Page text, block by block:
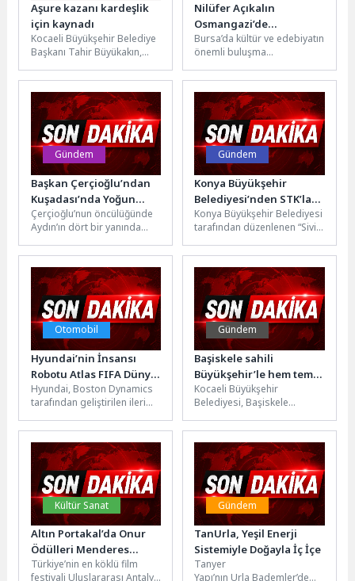
Aşure kazanı kardeşlik
için kaynadı
Kocaeli Büyükşehir Belediye
Başkanı Tahir Büyükakın,
İzmit Perşembe Pazarı’nda
vatandaşlara aşure...
Nilüfer Açıkalın
Osmangazi’de
Okurlarıyla Buluştu
Bursa’da kültür ve edebiyatın
önemli buluşma
TÜYAP Bursa Kitap Fuarı, bu
yıl...
Gündem
Başkan Çerçioğlu’ndan
Kuşadası’nda Yoğun
Çalışma
Çerçioğlu’nun öncülüğünde
Aydın’ın dört bir yanında
aralıksız sürüyor.Aydın
Büyükşehir Belediyesi Çevre
Koruma...
Gündem
Konya Büyükşehir
Belediyesi’nden STK’lara
Proje ve Hibe Eğitimi
Konya Büyükşehir Belediyesi
tarafından düzenlenen “Sivil
Destek Programı”
kapsamında “Proje
Hazırlama ve...
Otomobil
Hyundai’nin İnsansı
Robotu Atlas FIFA Dünya
Kupası 2026™
Sahnesinde
Hyundai, Boston Dynamics
tarafından geliştirilen ileri
Atlas®’ı, New Jersey
Stadyumu’nda oynanan
FIFA...
Gündem
Başiskele sahili
Büyükşehir’le hem temiz
hem güvenli
Kocaeli Büyükşehir
Belediyesi, Başiskele
çalışmalarını aralıksız
sürdürüyor. İlçenin en
prestijli yaşam...
Kültür Sanat
Altın Portakal’da Onur
Ödülleri Menderes
Samancılar ve Tilbe
Türkiye’nin en köklü film
festivali Uluslararası Antalya
Gündem
TanUrla, Yeşil Enerji
Sistemiyle Doğayla İç İçe
Tanyer
Yapı’nın Urla Bademler’de